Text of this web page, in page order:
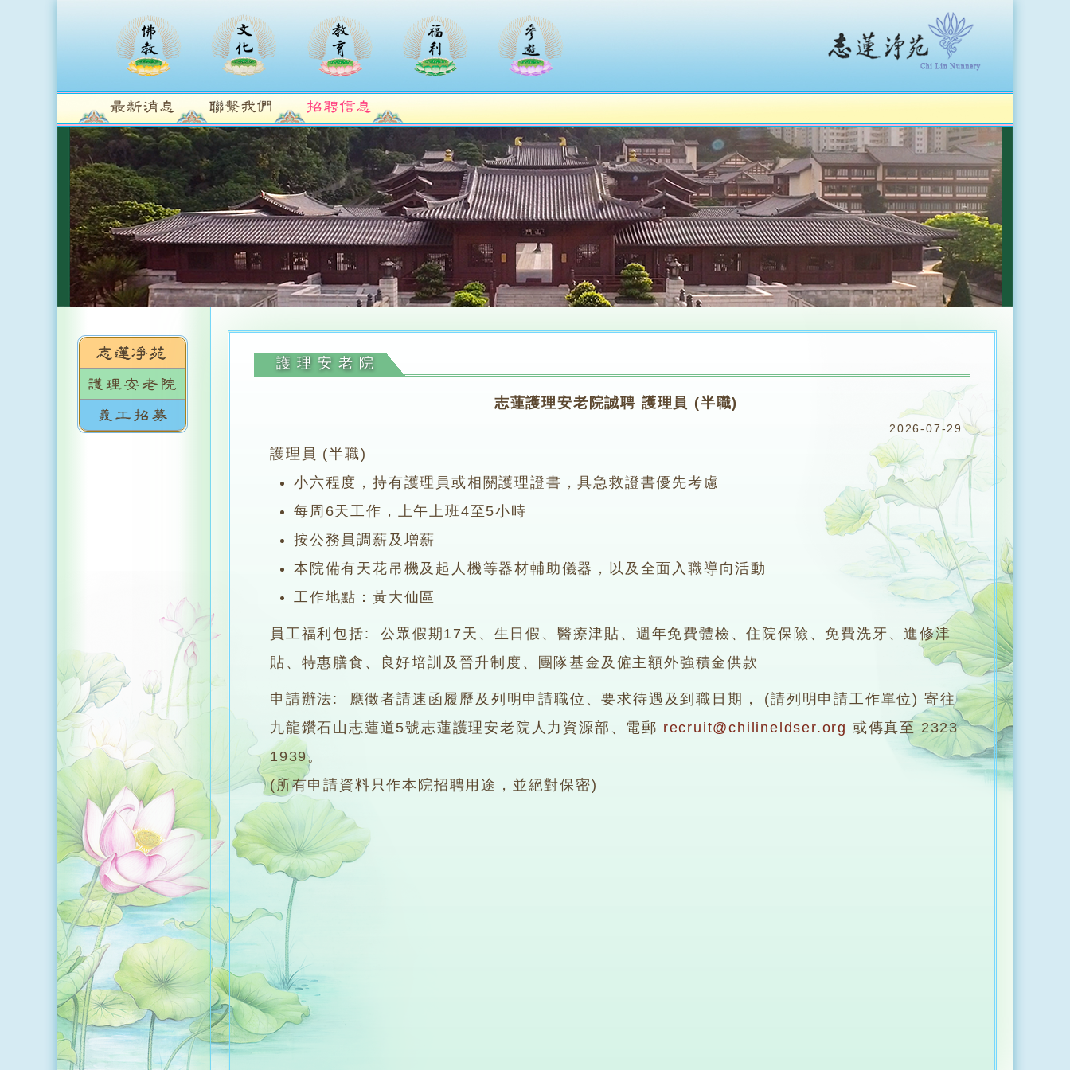
護理安老院
志蓮護理安老院誠聘 護理員 (半職)
2026-07-29
護理員 (半職)
小六程度，持有護理員或相關護理證書，具急救證書優先考慮
每周6天工作，上午上班4至5小時
按公務員調薪及增薪
本院備有天花吊機及起人機等器材輔助儀器，以及全面入職導向活動
工作地點：黃大仙區
員工福利包括: 公眾假期17天、生日假、醫療津貼、週年免費體檢、住院保險、免費洗牙、進修津
貼、特惠膳食、良好培訓及晉升制度、團隊基金及僱主額外強積金供款
申請辦法: 應徵者請速函履歷及列明申請職位、要求待遇及到職日期， (請列明申請工作單位) 寄往
九龍鑽石山志蓮道5號志蓮護理安老院人力資源部、電郵 recruit@chilineldser.org 或傳真至 2323
1939。
(所有申請資料只作本院招聘用途，並絕對保密)